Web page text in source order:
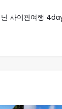
사이판여행